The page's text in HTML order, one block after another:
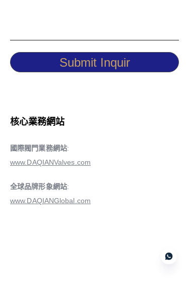
Submit Inquir
核心業務網站
國際閥門業務網站:
www.DAQIANValves.com
全球品牌形象網站:
www.DAQIANGlobal.com